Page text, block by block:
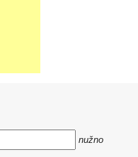
nužno